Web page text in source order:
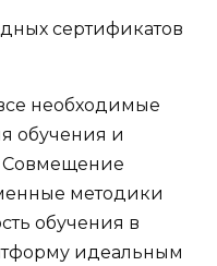
сертификатов
необходимые
обучения и
Совмещение
методики
обучения в
идеальным